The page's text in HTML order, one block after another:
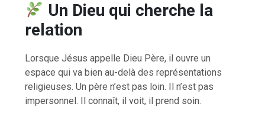
Un Dieu qui cherche la
relation
Lorsque Jésus appelle Dieu Père, il ouvre un
espace qui va bien au-delà des représentations
religieuses. Un père n’est pas loin. Il n’est pas
impersonnel. Il connaît, il voit, il prend soin.